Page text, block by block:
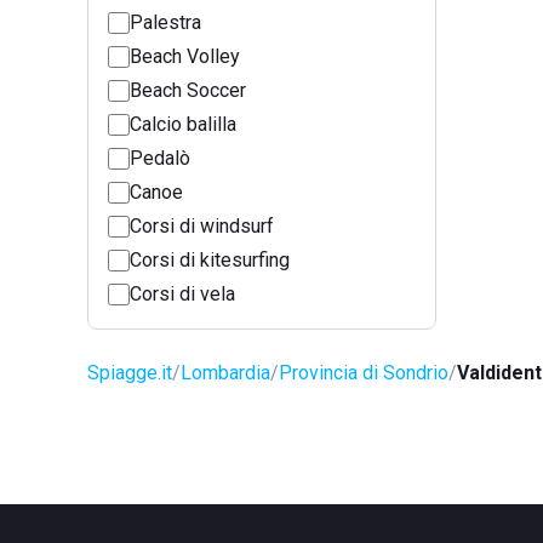
Palestra
Beach Volley
Beach Soccer
Calcio balilla
Pedalò
Canoe
Corsi di windsurf
Corsi di kitesurfing
Corsi di vela
Spiagge.it Lombardia Provincia di Sondrio